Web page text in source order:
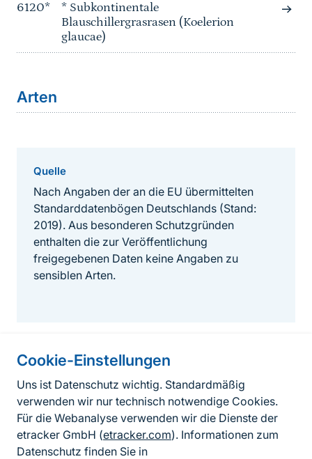
Cookie-Einstellungen
Uns ist Datenschutz wichtig. Standardmäßig
verwenden wir nur technisch notwendige Cookies.
Für die Webanalyse verwenden wir die Dienste der
etracker GmbH (etracker.com). Informationen zum
Datenschutz finden Sie in
6120*
* Subkontinentale
Blauschillergrasrasen (Koelerion
glaucae)
Arten
Quelle
Nach Angaben der an die EU übermittelten
Standarddatenbögen Deutschlands (Stand:
2019). Aus besonderen Schutzgründen
enthalten die zur Veröffentlichung
freigegebenen Daten keine Angaben zu
sensiblen Arten.
Informationen zur Seite
FußzeileKontakt zum BfN
Kontaktformular